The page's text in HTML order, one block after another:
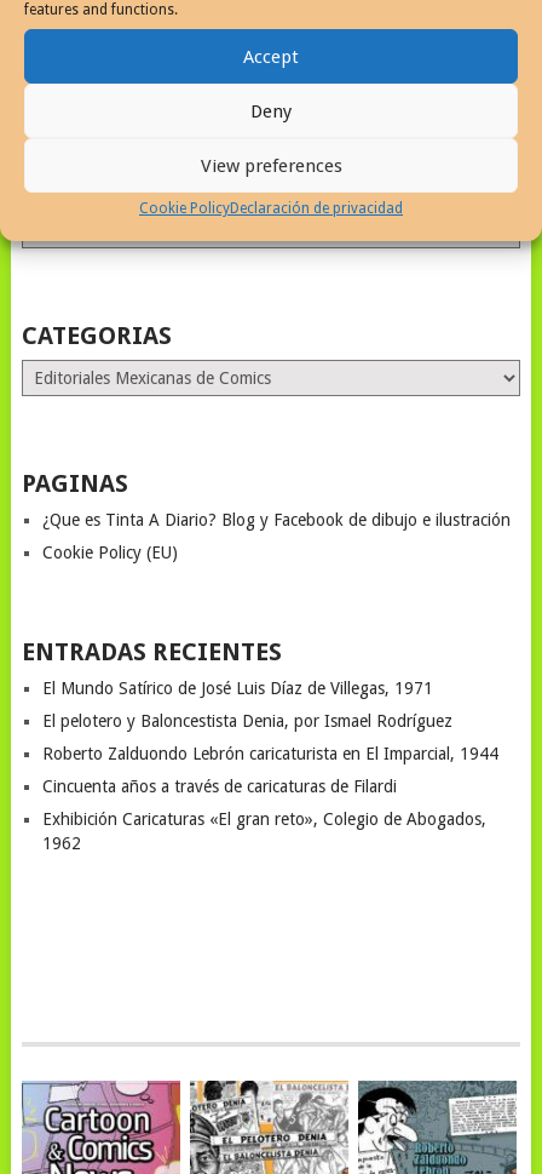
features and functions.
Accept
Deny
View preferences
Cookie PolicyDeclaración de privacidad
SEARCH SITE
ALL MONTHS STORIES
MONTHS
CATEGORIAS
Categorias
PAGINAS
¿Que es Tinta A Diario? Blog y Facebook de dibujo e ilustración
Cookie Policy (EU)
ENTRADAS RECIENTES
El Mundo Satírico de José Luis Díaz de Villegas, 1971
El pelotero y Baloncestista Denia, por Ismael Rodríguez
Roberto Zalduondo Lebrón caricaturista en El Imparcial, 1944
Cincuenta años a través de caricaturas de Filardi
Exhibición Caricaturas «El gran reto», Colegio de Abogados,
1962